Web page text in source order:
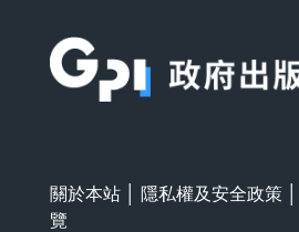
關於本站 隱私權及安全政策
覽